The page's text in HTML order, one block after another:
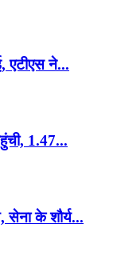
एटीएस ने...
1.47...
सेना के शौर्य...